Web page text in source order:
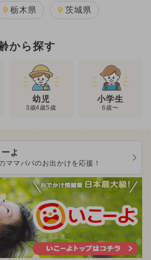
栃木県 茨城県
から探す
幼児
3歳4歳5歳
小学生
6歳〜
よ
ママパパのお出かけを応援！